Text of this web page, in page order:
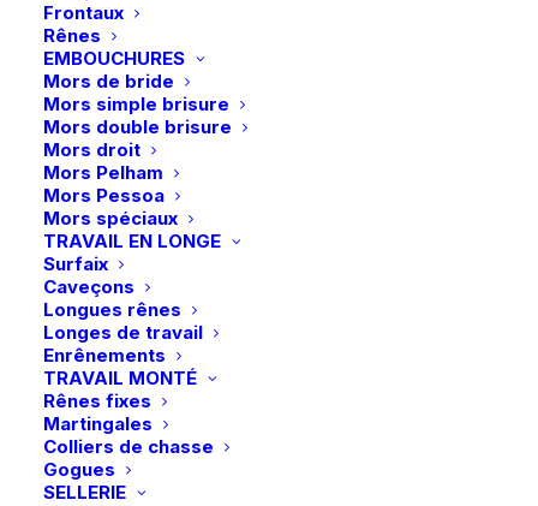
Frontaux
Rênes
EMBOUCHURES
Mors de bride
Mors simple brisure
Mors double brisure
Mors droit
Mors Pelham
Mors Pessoa
Mors spéciaux
TRAVAIL EN LONGE
Surfaix
Caveçons
Longues rênes
Longes de travail
Enrênements
TRAVAIL MONTÉ
Rênes fixes
Martingales
Colliers de chasse
Gogues
SELLERIE
quantité
de
Pénélope
|
Longe
Ethologique
-
Noir/Caramel
Ajouter au panier
Livraison gratuite à partir de 99 euros
Échange gratuit pendant 14 jours
Retrait gratuit en magasin
Paiement rapide et sécurisé
Description
Détails